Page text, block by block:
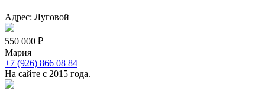
Адрес: Луговой
550 000 ₽
Мария
+7 (926) 866 08 84
На сайте с 2015 года.